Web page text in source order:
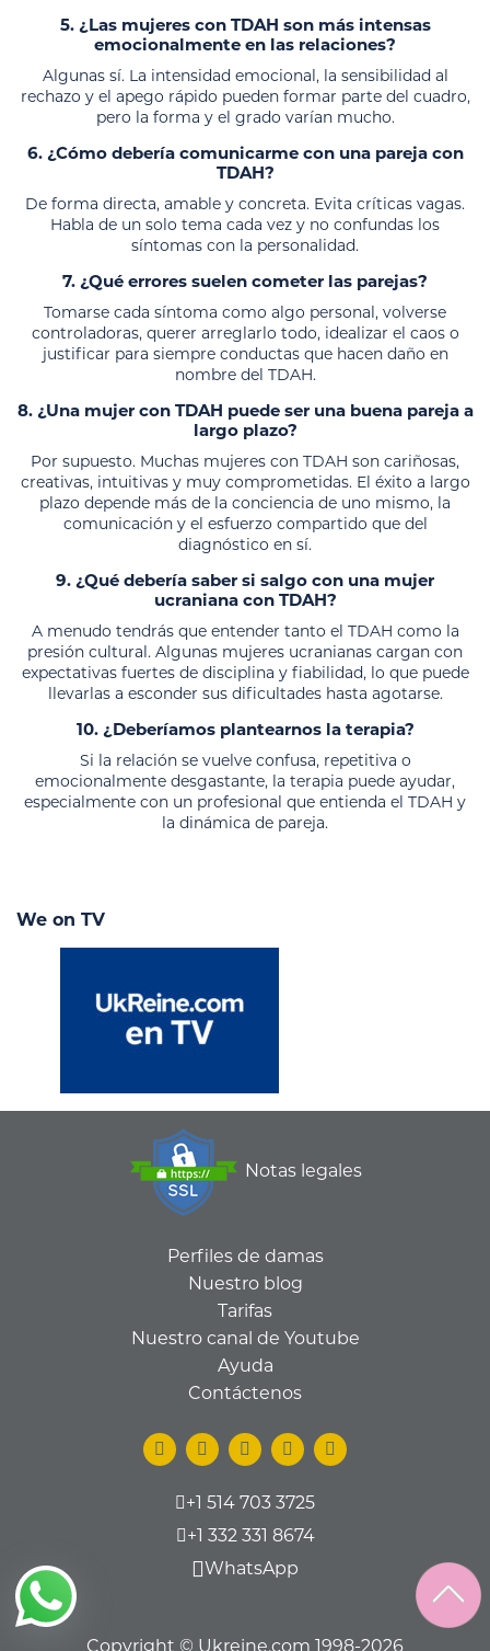
5. ¿Las mujeres con TDAH son más intensas
emocionalmente en las relaciones?
Algunas sí. La intensidad emocional, la sensibilidad al
rechazo y el apego rápido pueden formar parte del cuadro,
pero la forma y el grado varían mucho.
6. ¿Cómo debería comunicarme con una pareja con
TDAH?
De forma directa, amable y concreta. Evita críticas vagas.
Habla de un solo tema cada vez y no confundas los
síntomas con la personalidad.
7. ¿Qué errores suelen cometer las parejas?
Tomarse cada síntoma como algo personal, volverse
controladoras, querer arreglarlo todo, idealizar el caos o
justificar para siempre conductas que hacen daño en
nombre del TDAH.
8. ¿Una mujer con TDAH puede ser una buena pareja a
largo plazo?
Por supuesto. Muchas mujeres con TDAH son cariñosas,
creativas, intuitivas y muy comprometidas. El éxito a largo
plazo depende más de la conciencia de uno mismo, la
comunicación y el esfuerzo compartido que del
diagnóstico en sí.
9. ¿Qué debería saber si salgo con una mujer
ucraniana con TDAH?
A menudo tendrás que entender tanto el TDAH como la
presión cultural. Algunas mujeres ucranianas cargan con
expectativas fuertes de disciplina y fiabilidad, lo que puede
llevarlas a esconder sus dificultades hasta agotarse.
10. ¿Deberíamos plantearnos la terapia?
Si la relación se vuelve confusa, repetitiva o
emocionalmente desgastante, la terapia puede ayudar,
especialmente con un profesional que entienda el TDAH y
la dinámica de pareja.
We on TV
Notas legales
Perfiles de damas
Nuestro blog
Tarifas
Nuestro canal de Youtube
Ayuda
Contáctenos
+1 514 703 3725
+1 332 331 8674
WhatsApp
Copyright © Ukreine.com 1998-2026